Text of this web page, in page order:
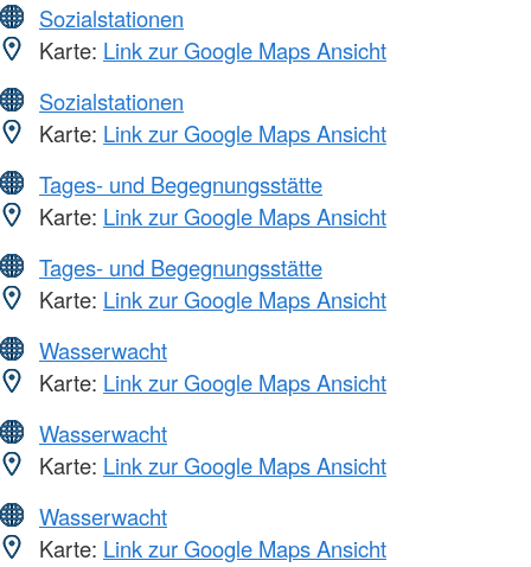
Sozialstationen
Karte: Link zur Google Maps Ansicht
Sozialstationen
Karte: Link zur Google Maps Ansicht
Tages- und Begegnungsstätte
Karte: Link zur Google Maps Ansicht
Tages- und Begegnungsstätte
Karte: Link zur Google Maps Ansicht
Wasserwacht
Karte: Link zur Google Maps Ansicht
Wasserwacht
Karte: Link zur Google Maps Ansicht
Wasserwacht
Karte: Link zur Google Maps Ansicht